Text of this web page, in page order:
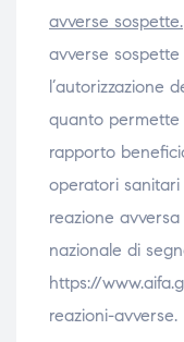
avverse sospette.
avverse
l’autorizzazione
quanto
rapporto
operatori
reazione
nazionale di
https://
reazioni-avverse.